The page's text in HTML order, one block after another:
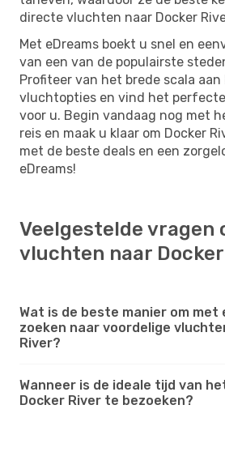
directe vluchten naar Docker
Met eDreams boekt u snel en
van een van de populairste
Profiteer van het brede scala aan
vluchtopties en vind het
voor u. Begin vandaag nog met
reis en maak u klaar om Docker
met de beste deals en een
eDreams!
Veelgestelde vragen
vluchten naar
Wat is de beste manier om met
zoeken naar voordelige
River?
Wanneer is de ideale tijd van
Docker River te bezoeken?